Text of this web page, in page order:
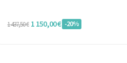
1 437,50 € 1 150,00 € -20%